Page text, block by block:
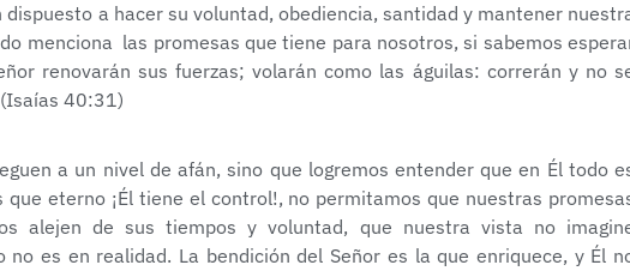
a hacer su voluntad, obediencia, santidad y mantener
menciona las promesas que tiene para nosotros, si sabemos
renovarán sus fuerzas; volarán como las águilas: correrán y no
40:31)
a un nivel de afán, sino que logremos entender que en Él todo
eterno ¡Él tiene el control!, no permitamos que nuestras
alejen de sus tiempos y voluntad, que nuestra vista no
es en realidad. La bendición del Señor es la que enriquece, y Él